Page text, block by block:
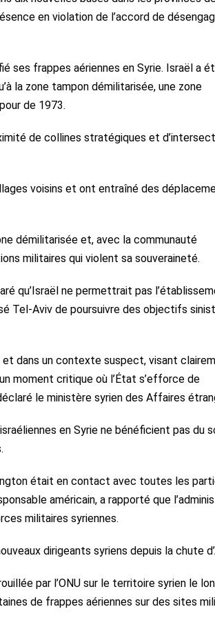
en violation de l’accord de
ses frappes aériennes en Syrie. Israël a
la zone tampon démilitarisée, une zone
de 1973.
de collines stratégiques et
voisins et ont entraîné des
démilitarisée et, avec la communauté
militaires qui violent sa souveraineté.
qu’Israël ne permettrait pas
Tel-Aviv de poursuivre des objectifs
dans un contexte suspect, visant
moment critique où l’État s’efforce de
le ministère syrien des Affaires
en Syrie ne bénéficient pas du
était en contact avec toutes les
américain, a rapporté que
militaires syriennes.
dirigeants syriens depuis la chute
par l’ONU sur le territoire syrien le
de frappes aériennes sur des sites